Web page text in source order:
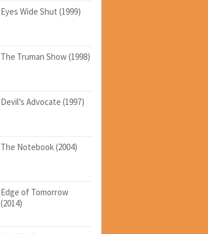
Eyes Wide Shut (1999)
The Truman Show (1998)
Devil’s Advocate (1997)
The Notebook (2004)
Edge of Tomorrow
(2014)